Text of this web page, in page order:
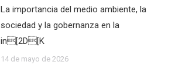
La importancia del medio ambiente, la
sociedad y la gobernanza en la
in[2D[K
14 de mayo de 2026